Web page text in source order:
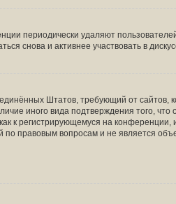
периодически удаляют
снова и активнее участвовать в
Штатов, требующий от сайтов,
иного вида подтверждения того, что
к регистрирующемуся на конференции,
по правовым вопросам и не является